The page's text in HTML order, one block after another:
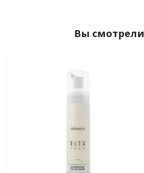
Вы смотрели